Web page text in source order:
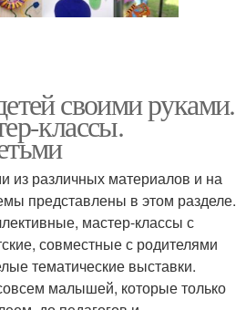
своими руками.
классы.
из различных материалов и на
представлены в этом разделе.
мастер-классы с
совместные с родителями
тематические выставки.
малышей, которые только